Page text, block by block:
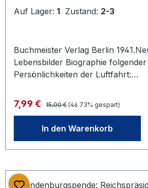
Auf Lager: 1 Zustand: 2-3
Buchmeister Verlag Berlin
Lebensbilder Biographie folgender
Persönlichkeiten der Luftfahrt:
Helmuth Hirth, Ernst Heinkel,
Gerhard Fieseler, Hugo Eckener,
Claudius Dornier, Willy
Gablenz,..258 Seiten, bebildert
Verkaufspreis:
7,99 € Regulärer Preis:
15,00 € (46.73% gespart)
In den Warenkorb